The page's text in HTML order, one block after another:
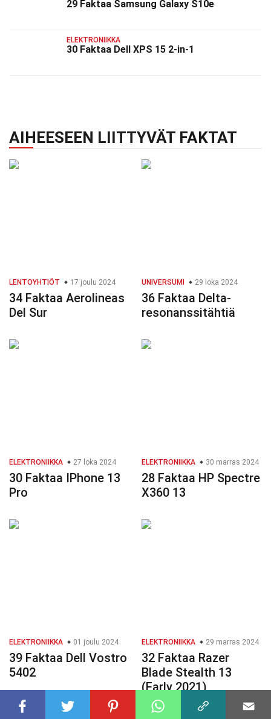
29 Faktaa Samsung Galaxy S10e
ELEKTRONIIKKA
30 Faktaa Dell XPS 15 2-in-1
AIHEESEEN LIITTYVÄT FAKTAT
LENTOYHTIÖT 17 joulu 2024
34 Faktaa Aerolineas
Del Sur
UNIVERSUMI 29 loka 2024
36 Faktaa Delta-
resonanssitähtiä
ELEKTRONIIKKA 27 loka 2024
30 Faktaa IPhone 13
Pro
ELEKTRONIIKKA 30 marras 2024
28 Faktaa HP Spectre
X360 13
ELEKTRONIIKKA 01 joulu 2024
39 Faktaa Dell Vostro
5402
ELEKTRONIIKKA 29 marras 2024
32 Faktaa Razer
Blade Stealth 13
(Early 2021)